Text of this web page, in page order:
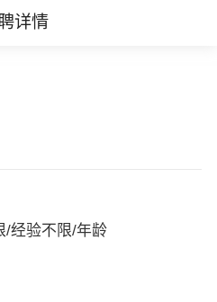
详情
/经验不限/年龄